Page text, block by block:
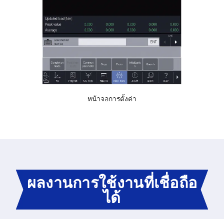
หน้าจอการตั้งค่า
ผลงานการใช้งานที่เชื่อถือ
ได้